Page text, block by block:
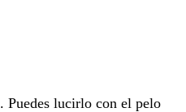
Puedes lucirlo con el pelo